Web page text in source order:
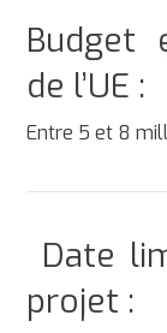
Budget
de l’UE :
Entre 5 et 8
Date
projet :